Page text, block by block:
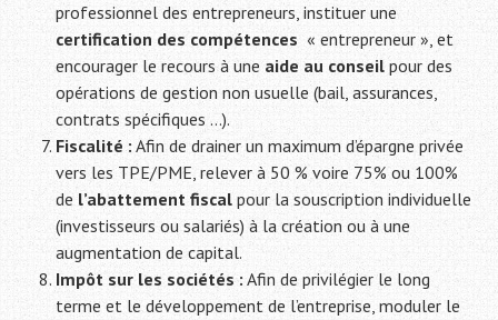
professionnel des entrepreneurs, instituer une
certification des compétences « entrepreneur », et
encourager le recours à une aide au conseilpour des
opérations de gestion non usuelle (bail, assurances,
contrats spécifiques …).
Fiscalité :Afin de drainer un maximum d’épargne privée
vers les TPE/PME, relever à 50 % voire 75% ou 100%
de l’abattement fiscal pour la souscription individuelle
(investisseurs ou salariés) à la création ou à une
augmentation de capital.
Impôt sur les sociétés :Afin de privilégier le long
terme et le développement de l’entreprise, moduler le